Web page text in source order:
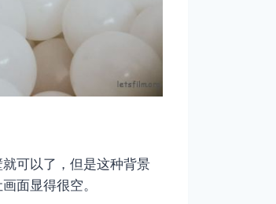
可以了，但是这种背景
面显得很空。